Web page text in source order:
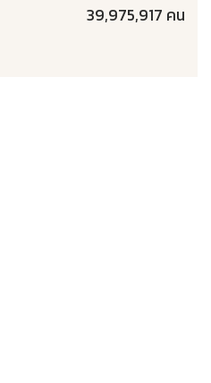
39,975,917 คน